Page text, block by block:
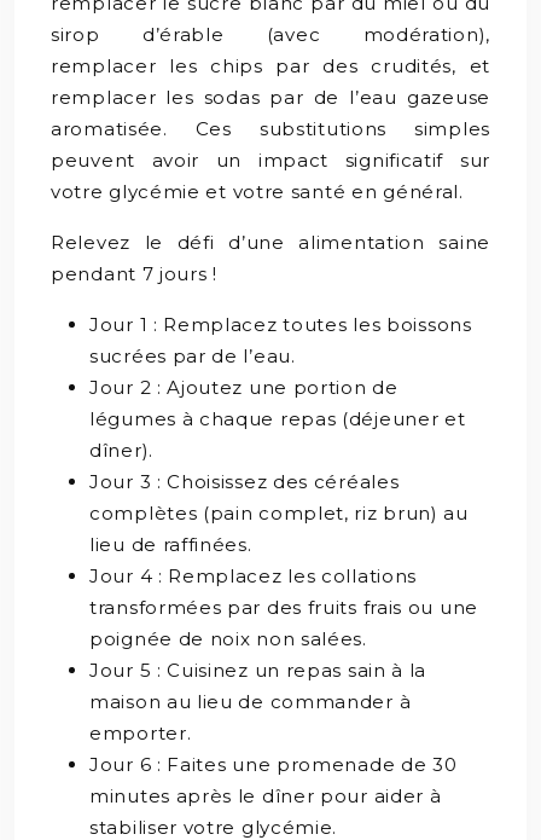
sirop d’érable (avec modération),
remplacer les chips par des crudités, et
remplacer les sodas par de l’eau gazeuse
aromatisée. Ces substitutions simples
peuvent avoir un impact significatif sur
votre glycémie et votre santé en général.
Relevez le défi d’une alimentation saine
pendant 7 jours !
Jour 1 : Remplacez toutes les boissons
sucrées par de l’eau.
Jour 2 : Ajoutez une portion de
légumes à chaque repas (déjeuner et
dîner).
Jour 3 : Choisissez des céréales
complètes (pain complet, riz brun) au
lieu de raffinées.
Jour 4 : Remplacez les collations
transformées par des fruits frais ou une
poignée de noix non salées.
Jour 5 : Cuisinez un repas sain à la
maison au lieu de commander à
emporter.
Jour 6 : Faites une promenade de 30
minutes après le dîner pour aider à
stabiliser votre glycémie.